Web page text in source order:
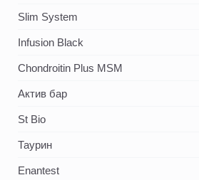
Slim System
Infusion Black
Chondroitin Plus MSM
Актив бар
St Bio
Таурин
Enantest